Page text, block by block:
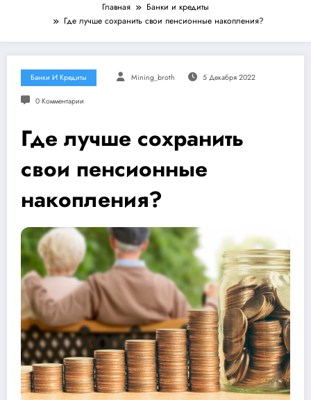
Главная
Банки и кредиты
Где лучше сохранить свои пенсионные накопления?
Банки И Кредиты Mining_broth 5 Декабря 2022
0 Комментарии
Где лучше сохранить
свои пенсионные
накопления?